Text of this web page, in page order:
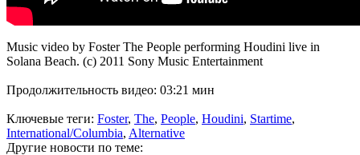
Music video by Foster The People performing Houdini live in
Solana Beach. (c) 2011 Sony Music Entertainment
Продолжительность видео: 03:21 мин
Ключевые теги: Foster, The, People, Houdini, Startime,
International/Columbia, Alternative
Другие новости по теме: